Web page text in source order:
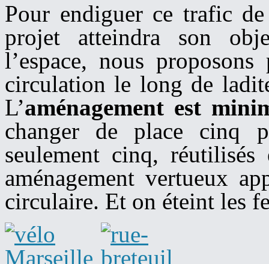
Pour endiguer ce trafic
projet atteindra son
l’espace, nous
circulation le long de
L’aménagement est
changer de place cinq
seulement cinq, réutilisés
aménagement vertueux
circulaire. Et on éteint les